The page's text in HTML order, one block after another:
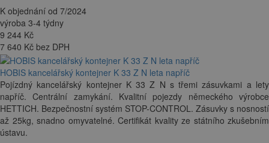
K objednání od 7/2024
výroba 3-4 týdny
9 244 Kč
7 640 Kč bez DPH
HOBIS kancelářský kontejner K 33 Z N leta napříč
Pojízdný kancelářský kontejner K 33 Z N s třemi zásuvkami a lety
napříč. Centrální zamykání. Kvalitní pojezdy německého výrobce
HETTICH. Bezpečnostní systém STOP-CONTROL. Zásuvky s nosností
až 25kg, snadno omyvatelné. Certifikát kvality ze státního zkušebním
ústavu.